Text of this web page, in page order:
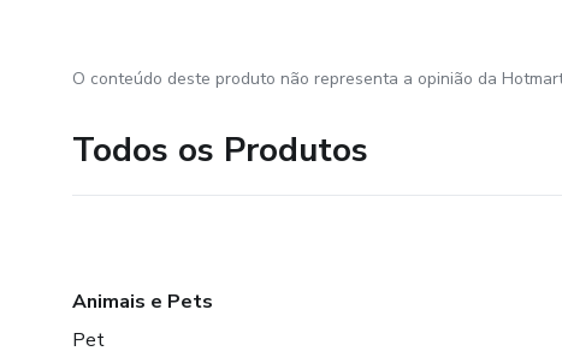
O conteúdo deste produto não representa a opinião da
Todos os Produtos
Animais e Pets
Pet